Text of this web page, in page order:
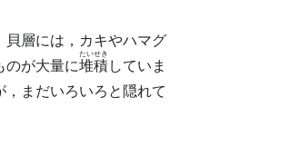
貝層には，カキやハマグ
のが大量に堆積
たいせき
していま
まだいろいろと隠れて